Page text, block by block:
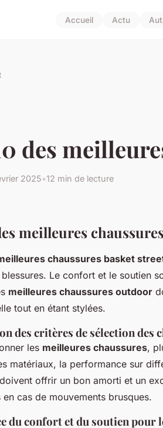
Accueil Actu
des
2025•12 min de lecture
meilleures
chaussures basket
Le confort et le soutien
meilleures chaussures outdoor
tout en étant stylées.
des critères de sélection des
les meilleures chaussures,
matériaux, la performance sur
offrir un bon amorti et un
cas de mouvements brusques.
du confort et du soutien pour